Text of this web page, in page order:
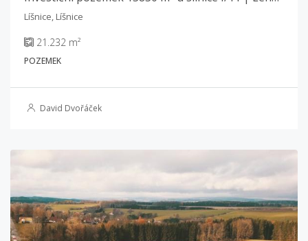
Líšnice, Líšnice
21.232 m²
POZEMEK
David Dvořáček